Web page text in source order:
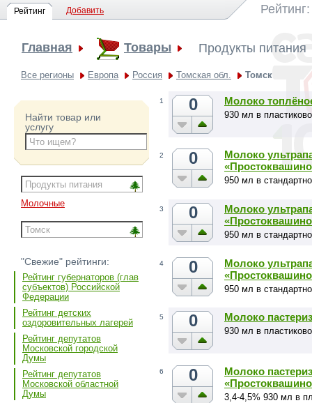
Рейтинг Добавить
Главная Товары Продукты питания
Все регионы Европа Россия Томская обл. Томск
Найти товар или
услугу
Молочные
"Свежие" рейтинги:
Рейтинг губернаторов (глав
субъектов) Российской
Федерации
Рейтинг детских
оздоровительных лагерей
Рейтинг депутатов
Московской городской
Думы
Рейтинг депутатов
Московской областной
Думы
1 0 Молоко
930 мл в
2 0
Молоко
950 мл в
3 0
Молоко
950 мл в
4 0
Молоко
950 мл в
5 0 Молоко
930 мл в
6 0
Молоко
3,4-4,5% 930 мл в